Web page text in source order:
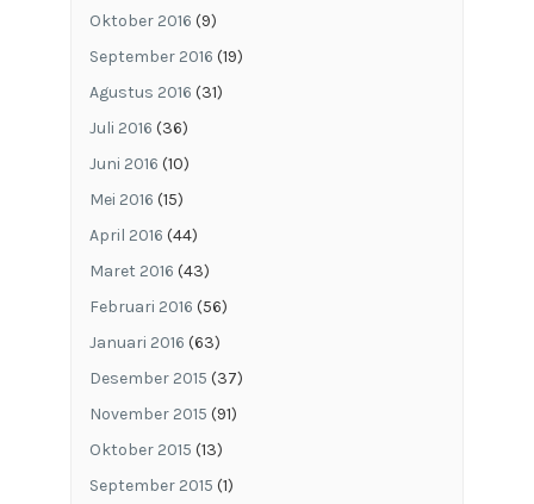
Oktober 2016 (9)
September 2016 (19)
Agustus 2016 (31)
Juli 2016 (36)
Juni 2016 (10)
Mei 2016 (15)
April 2016 (44)
Maret 2016 (43)
Februari 2016 (56)
Januari 2016 (63)
Desember 2015 (37)
November 2015 (91)
Oktober 2015 (13)
September 2015 (1)